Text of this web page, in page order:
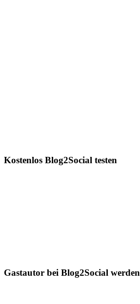
Kostenlos Blog2Social testen
Gastautor bei Blog2Social werden